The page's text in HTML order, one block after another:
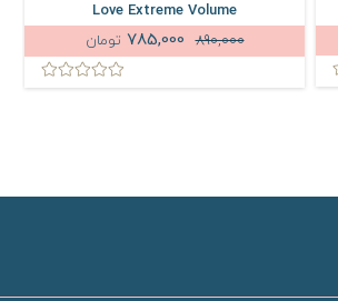
Love Extreme Volume
890,000
تومان